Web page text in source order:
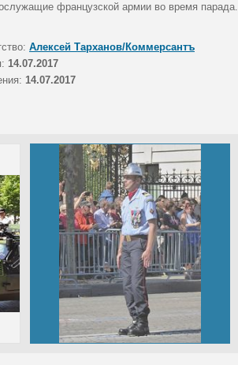
французской армии во время парада.
Алексей Тарханов/Коммерсантъ
14.07.2017
14.07.2017